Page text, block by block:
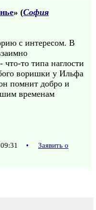
» (София
с интересом. В
то типа наглости
воришки у Ильфа
помнит добро и
временам
•
Заявить о